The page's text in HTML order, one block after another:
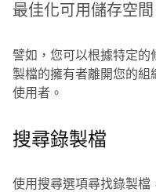
最佳化可用儲存空間
譬如，您可以根據特定
製檔的擁有者離開您的
使用者。
搜尋錄製檔
使用搜尋選項尋找錄製檔